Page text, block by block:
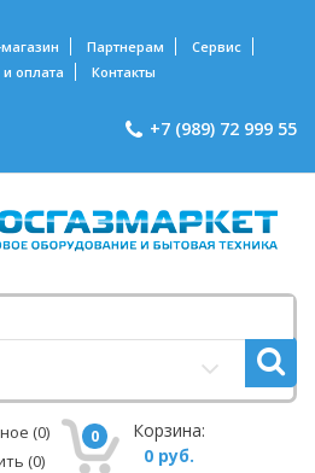
Партнерам
Сервис
оплата
Контакты
+7 (989) 72 999 55
(0)
(0)
0
Корзина:
0 руб.